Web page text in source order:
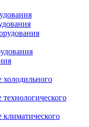
холодильного
климатического